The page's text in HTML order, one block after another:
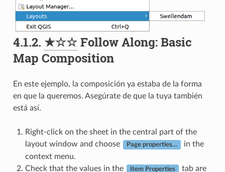
4.1.2. ★☆☆Follow Along: Basic
Map Composition
En este ejemplo, la composición ya estaba de la forma
en que la queremos. Asegúrate de que la tuya también
está así.
Right-click on the sheet in the central part of the
layout window and choose
Page properties…
in the
context menu.
Check that the values in the
Item Properties tab are